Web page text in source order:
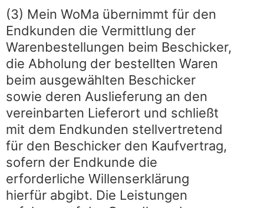
(3) Mein WoMa übernimmt für den
Endkunden die Vermittlung der
Warenbestellungen beim Beschicker,
die Abholung der bestellten Waren
beim ausgewählten Beschicker
sowie deren Auslieferung an den
vereinbarten Lieferort und schließt
mit dem Endkunden stellvertretend
für den Beschicker den Kaufvertrag,
sofern der Endkunde die
erforderliche Willenserklärung
hierfür abgibt. Die Leistungen